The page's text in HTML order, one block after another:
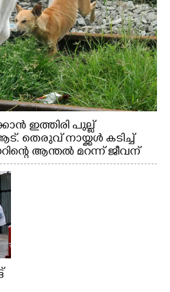
ഇത്തിരി പുല്ല്
തെരുവ് നായ്ക്കൾ കടിച്ച്
ആന്തൽ മറന്ന് ജീവന്
വാത്തുരുത്തിയിൽ